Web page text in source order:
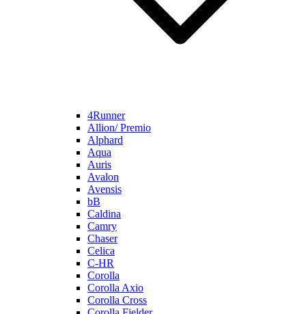
4Runner
Allion/ Premio
Alphard
Aqua
Auris
Avalon
Avensis
bB
Caldina
Camry
Chaser
Celica
C-HR
Corolla
Corolla Axio
Corolla Cross